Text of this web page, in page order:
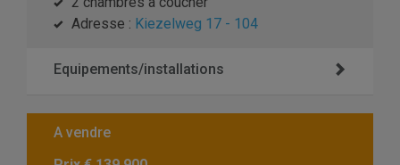
Adresse : Kiezelweg 17 - 104
Equipements/installations
A vendre